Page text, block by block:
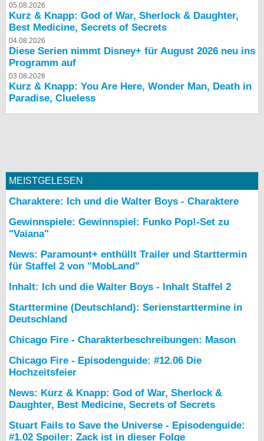
05.08.2026
Kurz & Knapp: God of War, Sherlock & Daughter,
Best Medicine, Secrets of Secrets
04.08.2026
Diese Serien nimmt Disney+ für August 2026 neu ins
Programm auf
03.08.2026
Kurz & Knapp: You Are Here, Wonder Man, Death in
Paradise, Clueless
MEISTGELESEN
Charaktere: Ich und die Walter Boys - Charaktere
Gewinnspiele: Gewinnspiel: Funko Pop!-Set zu
"Vaiana"
News: Paramount+ enthüllt Trailer und Starttermin
für Staffel 2 von "MobLand"
Inhalt: Ich und die Walter Boys - Inhalt Staffel 2
Starttermine (Deutschland): Serienstarttermine in
Deutschland
Chicago Fire - Charakterbeschreibungen: Mason
Chicago Fire - Episodenguide: #12.06 Die
Hochzeitsfeier
News: Kurz & Knapp: God of War, Sherlock &
Daughter, Best Medicine, Secrets of Secrets
Stuart Fails to Save the Universe - Episodenguide:
#1.02 Spoiler: Zack ist in dieser Folge